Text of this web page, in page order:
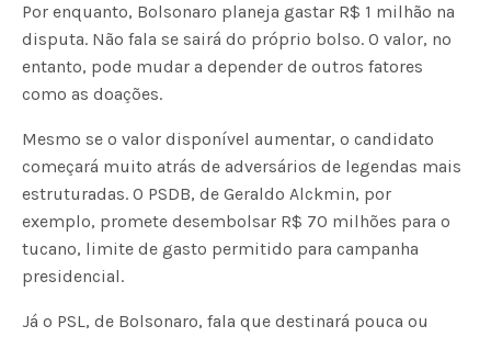
Por enquanto, Bolsonaro planeja gastar R$ 1 milhão na
disputa. Não fala se sairá do próprio bolso. O valor, no
entanto, pode mudar a depender de outros fatores
como as doações.
Mesmo se o valor disponível aumentar, o candidato
começará muito atrás de adversários de legendas mais
estruturadas. O PSDB, de Geraldo Alckmin, por
exemplo, promete desembolsar R$ 70 milhões para o
tucano, limite de gasto permitido para campanha
presidencial.
Já o PSL, de Bolsonaro, fala que destinará pouca ou